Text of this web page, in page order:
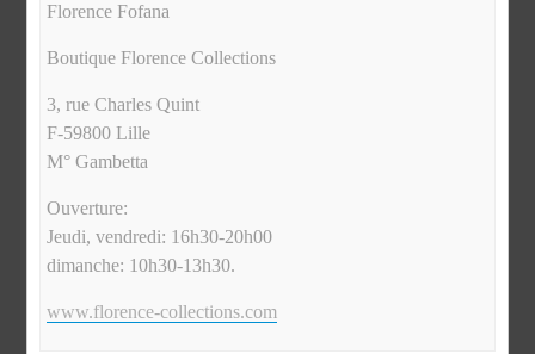
Florence Fofana
Boutique Florence Collections
3, rue Charles Quint
F-59800 Lille
M° Gambetta
Ouverture:
Jeudi, vendredi: 16h30-20h00
dimanche: 10h30-13h30.
www.florence-collections.com